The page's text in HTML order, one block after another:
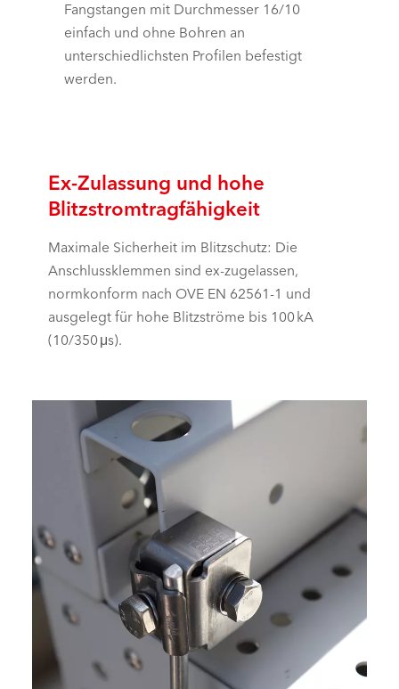
Fangstangen mit Durchmesser 16/10
einfach und ohne Bohren an
unterschiedlichsten Profilen befestigt
werden.
Ex-Zulassung und hohe
Blitzstromtragfähigkeit
Maximale Sicherheit im Blitzschutz: Die
Anschlussklemmen sind ex-zugelassen,
normkonform nach OVE EN 62561-1 und
ausgelegt für hohe Blitzströme bis 100 kA
(10/350 μs).